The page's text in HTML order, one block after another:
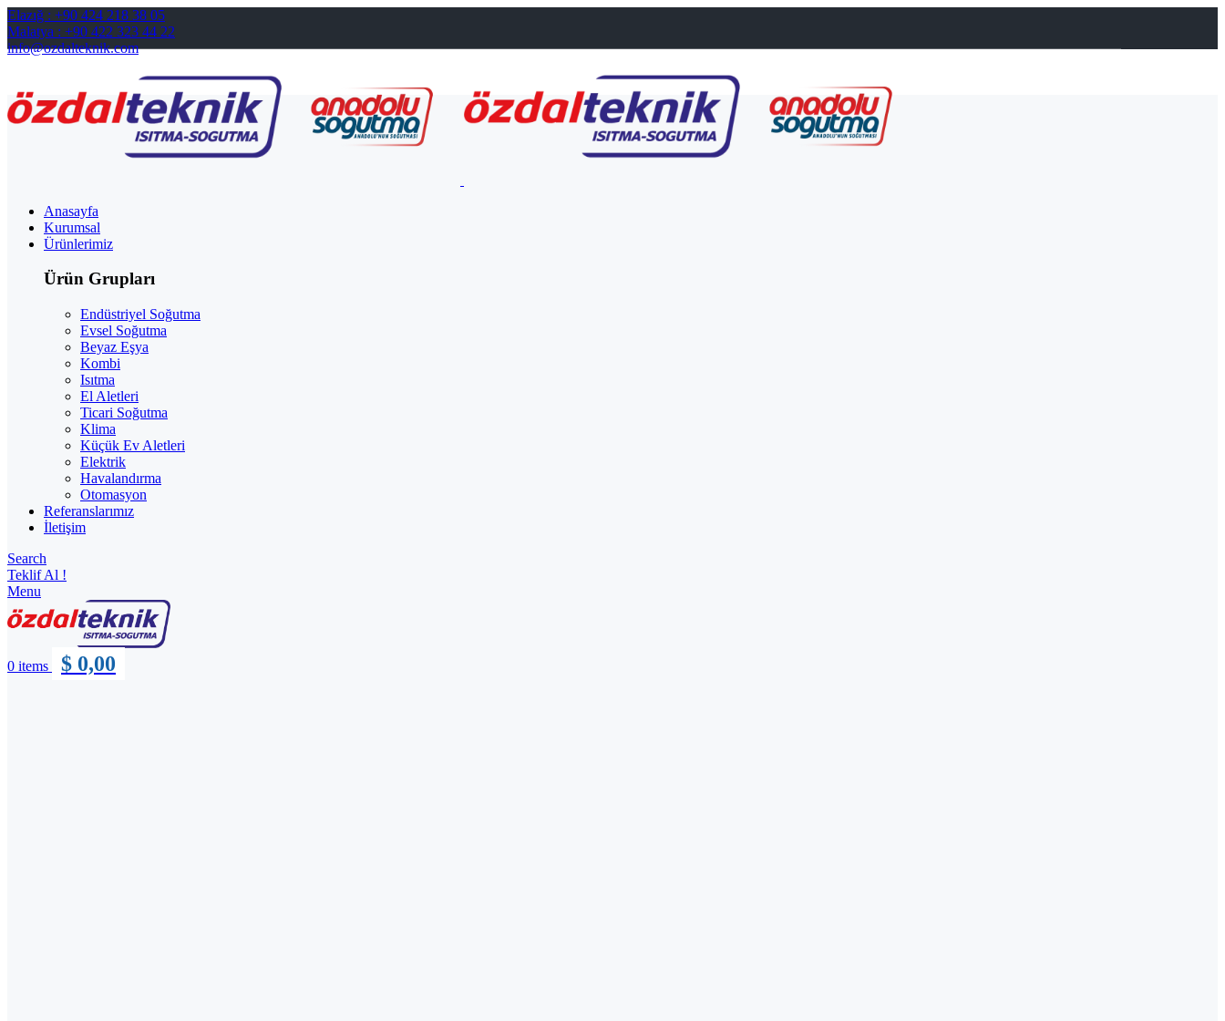
Elazığ : +90 424 218 38 05
Malatya : +90 422 323 44 22
info@ozdalteknik.com
Anasayfa
Kurumsal
Ürünlerimiz
Ürün Grupları
Endüstriyel Soğutma
Evsel Soğutma
Beyaz Eşya
Kombi
Isıtma
El Aletleri
Ticari Soğutma
Klima
Küçük Ev Aletleri
Elektrik
Havalandırma
Otomasyon
Referanslarımız
İletişim
Search
Teklif Al !
Menu
0 items $ 0,00